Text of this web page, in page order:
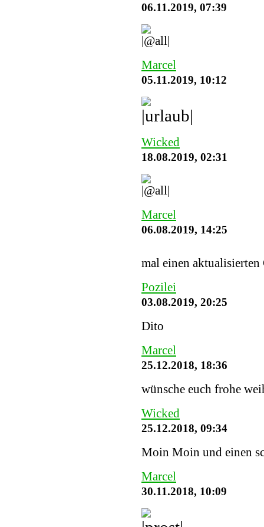
06.11.2019, 07:39
Marcel
05.11.2019, 10:12
Wicked
18.08.2019, 02:31
Marcel
06.08.2019, 14:25
mal einen
Pozilei
03.08.2019, 20:25
Dito
Marcel
25.12.2018, 18:36
wünsche euch frohe
Wicked
25.12.2018, 09:34
Moin Moin und einen
Marcel
30.11.2018, 10:09